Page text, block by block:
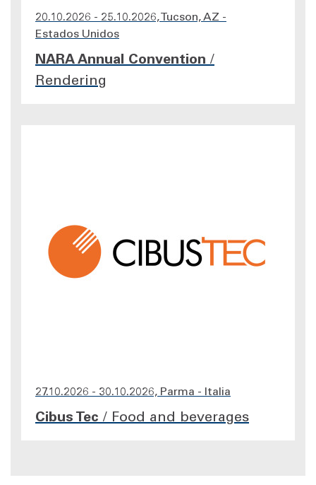
20.10.2026 - 25.10.2026, Tucson, AZ -
Estados Unidos
NARA Annual Convention /
Rendering
27.10.2026 - 30.10.2026, Parma - Italia
Cibus Tec / Food and beverages